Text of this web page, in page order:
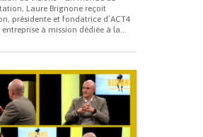
Laure Brignone reçoit
présidente et fondatrice d’ACT4
entreprise à mission dédiée à la...